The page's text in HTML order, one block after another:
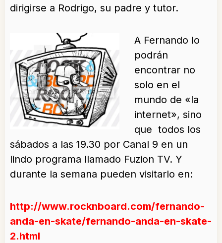
dirigirse a Rodrigo, su padre y tutor.
A Fernando lo
podrán
encontrar no
solo en el
mundo de «la
internet», sino
que todos los
sábados a las 19.30 por Canal 9 en un
lindo programa llamado Fuzion TV. Y
durante la semana pueden visitarlo en:
http://www.rocknboard.com/fernando-
anda-en-skate/fernando-anda-en-skate-
2.html